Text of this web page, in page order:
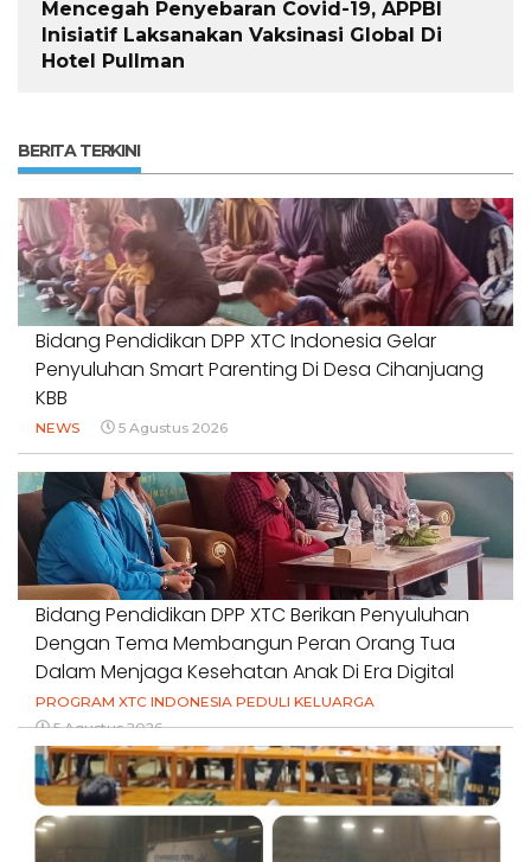
Mencegah Penyebaran Covid-19, APPBI
Inisiatif Laksanakan Vaksinasi Global Di
Hotel Pullman
BERITA TERKINI
Bidang Pendidikan DPP XTC Indonesia Gelar
Penyuluhan Smart Parenting Di Desa Cihanjuang
KBB
NEWS 5 Agustus 2026
Bidang Pendidikan DPP XTC Berikan Penyuluhan
Dengan Tema Membangun Peran Orang Tua
Dalam Menjaga Kesehatan Anak Di Era Digital
PROGRAM XTC INDONESIA PEDULI KELUARGA
5 Agustus 2026